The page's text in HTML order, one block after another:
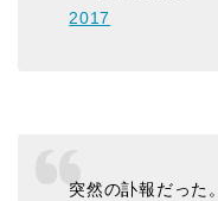
2017
突然の訃報だった